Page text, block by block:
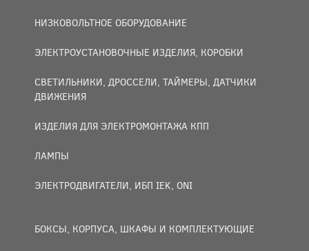
НИЗКОВОЛЬТНОЕ ОБОРУДОВАНИЕ
ЭЛЕКТРОУСТАНОВОЧНЫЕ ИЗДЕЛИЯ, КОРОБКИ
СВЕТИЛЬНИКИ, ДРОССЕЛИ, ТАЙМЕРЫ, ДАТЧИКИ
ДВИЖЕНИЯ
ИЗДЕЛИЯ ДЛЯ ЭЛЕКТРОМОНТАЖА КПП
ЛАМПЫ
ЭЛЕКТРОДВИГАТЕЛИ, ИБП IEK, ONI
БОКСЫ, КОРПУСА, ШКАФЫ И КОМПЛЕКТУЮЩИЕ